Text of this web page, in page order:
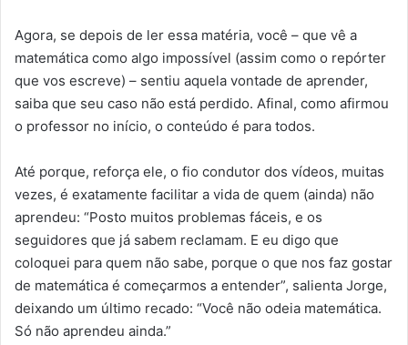
Agora, se depois de ler essa matéria, você – que vê a
matemática como algo impossível (assim como o repórter
que vos escreve) – sentiu aquela vontade de aprender,
saiba que seu caso não está perdido. Afinal, como afirmou
o professor no início, o conteúdo é para todos.
Até porque, reforça ele, o fio condutor dos vídeos, muitas
vezes, é exatamente facilitar a vida de quem (ainda) não
aprendeu: “Posto muitos problemas fáceis, e os
seguidores que já sabem reclamam. E eu digo que
coloquei para quem não sabe, porque o que nos faz gostar
de matemática é começarmos a entender”, salienta Jorge,
deixando um último recado: “Você não odeia matemática.
Só não aprendeu ainda.”